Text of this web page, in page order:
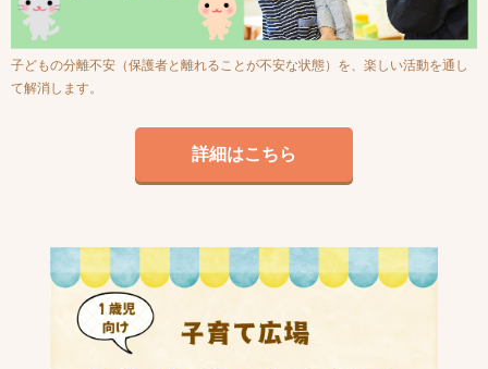
子どもの分離不安（保護者と離れることが不安な状態）を、楽しい活動を通し
て解消します。
詳細はこちら